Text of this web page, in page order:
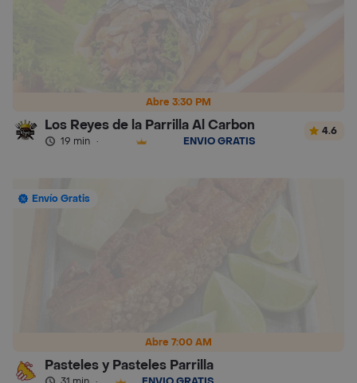
Abre 3:30 PM
Los Reyes de la Parrilla Al Carbon
19 min · ENVÍO GRATIS
4.6
Abre 7:00 AM
Envío Gratis
Pasteles y Pasteles Parrilla